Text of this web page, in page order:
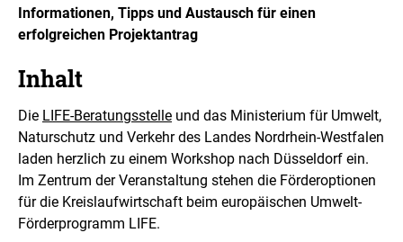
f
n
t
i
l
d
i
n
e
i
n
ö
f
f
e
n
Informationen, Tipps und Austausch für einen
erfolgreichen Projektantrag
Inhalt
Die LIFE-Beratungsstelle und das Ministerium für Umwelt,
Naturschutz und Verkehr des Landes Nordrhein-Westfalen
laden herzlich zu einem Workshop nach Düsseldorf ein.
Im Zentrum der Veranstaltung stehen die Förderoptionen
für die Kreislaufwirtschaft beim europäischen Umwelt-
Förderprogramm LIFE.